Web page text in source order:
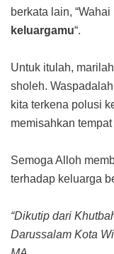
berkata lain,
keluargamu“.
Untuk itulah,
sholeh.
kita terkena polusi
memisahkan
Semoga Alloh
terhadap keluarga
“Dikutip dari
Darussalam Kota